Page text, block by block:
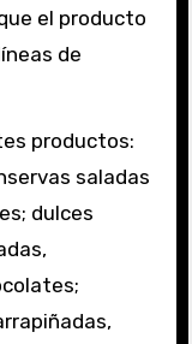
el producto
de
productos:
saladas
dulces